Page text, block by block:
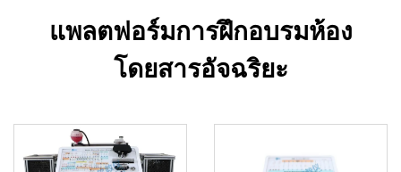
แพลตฟอร์มการฝึกอบรมห้อง
โดยสารอัจฉริยะ